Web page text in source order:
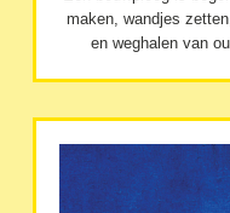
maken, wandjes
en weghalen van